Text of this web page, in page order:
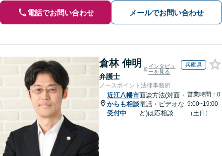
電話でお問い合わせ メールでお問い合わせ
倉林 伸明
弁護士
インタビュ
ーを見る
兵庫県
ノースポイント法律事務所
近江八幡市
からも相談
受付中
面談方法(対面・
電話・ビデオな
ど)は応相談
営業時間：0
9:00~19:00
（土日）